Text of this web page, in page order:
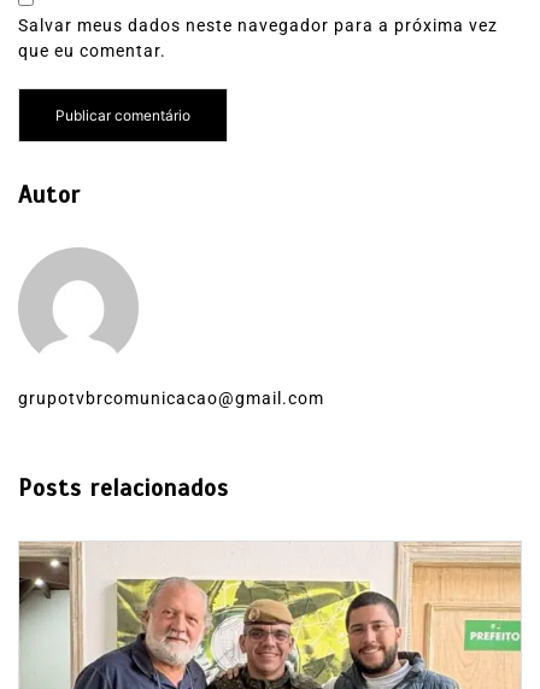
Salvar meus dados neste navegador para a próxima vez
que eu comentar.
Autor
grupotvbrcomunicacao@gmail.com
Posts relacionados